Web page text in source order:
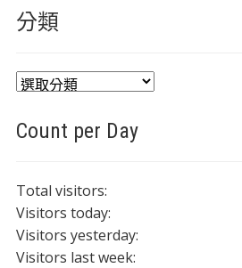
分類
分
Count per Day
Total visitors:
Visitors today:
Visitors yesterday:
Visitors last week: